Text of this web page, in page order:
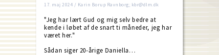
17. maj 2024 / Karin Borup Ravnborg; kbr@dlm.dk
"Jeg har lært Gud og mig selv bedre at
kende i løbet af de snart ti måneder, jeg har
været her."
Sådan siger 20-årige Daniella…